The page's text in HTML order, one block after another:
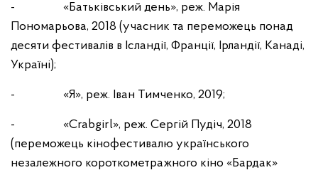
- «Батьківський день», реж. Марія
Пономарьова, 2018 (учасник та переможець понад
десяти фестивалів в Ісландії, Франції, Ірландії, Канаді,
Україні);
- «Я», реж. Іван Тимченко, 2019;
- «Crabgirl», реж. Сергій Пудіч, 2018
(переможець кінофестивалю українського
незалежного короткометражного кіно «Бардак»